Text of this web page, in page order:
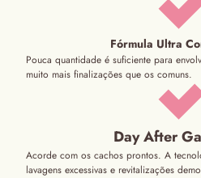
Fórmula Ultra
Pouca quantidade é suficiente para
muito mais finalizações que os comuns.
Day After
Acorde com os cachos prontos. A
lavagens excessivas e revitalizações